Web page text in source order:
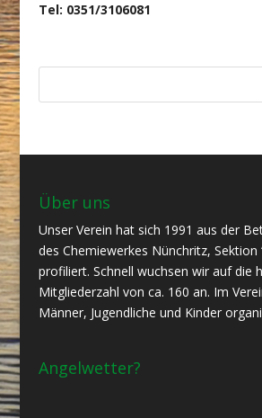
Tel: 0351/3106081
Über uns
Unser Verein hat sich 1991 aus der
des Chemiewerkes Nünchritz, Sektion
profiliert. Schnell wuchsen wir auf die
Mitgliederzahl von ca. 160 an. Im
Männer, Jugendliche und Kinder
Angelwetter?